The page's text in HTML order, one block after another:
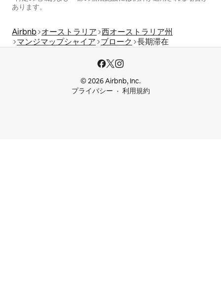
あります。
Airbnb オーストラリア 西オーストラリア州
マンジマップシャイア ブローク 長期滞在
© 2026 Airbnb, Inc.
プライバシー
利用規約